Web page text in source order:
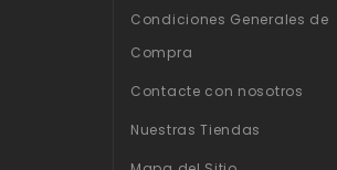
Condiciones Generales de
Compra
Contacte con nosotros
Nuestras Tiendas